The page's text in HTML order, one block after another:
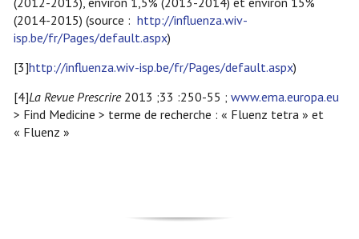
(2014-2015) (source : http://influenza.wiv-
isp.be/fr/Pages/default.aspx)
[3]http://influenza.wiv-isp.be/fr/Pages/default.aspx)
[4]La Revue Prescrire2013 ;33 :250-55 ; www.ema.europa.eu
> Find Medicine > terme de recherche : « Fluenz tetra » et
« Fluenz »